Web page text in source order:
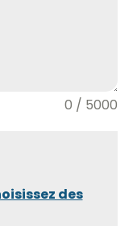
0 / 5000
des